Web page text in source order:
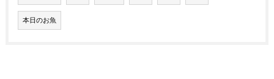
本日のお魚